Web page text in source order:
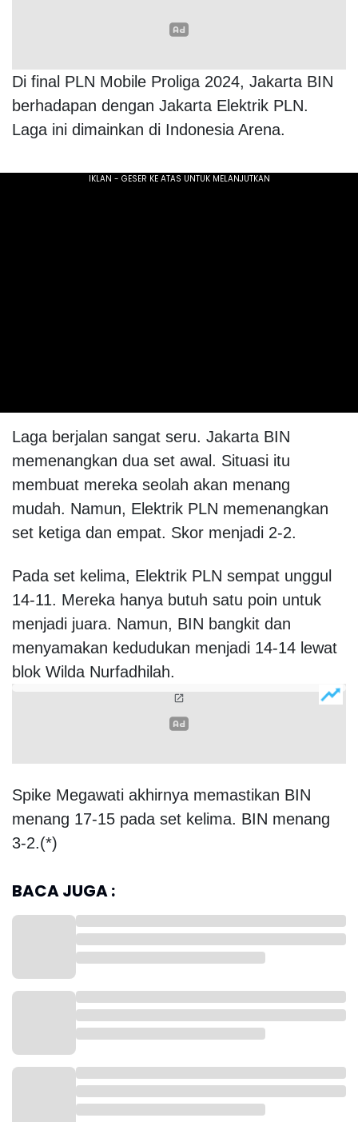
Di final PLN Mobile Proliga 2024, Jakarta BIN
berhadapan dengan Jakarta Elektrik PLN.
Laga ini dimainkan di Indonesia Arena.
Laga berjalan sangat seru. Jakarta BIN
memenangkan dua set awal. Situasi itu
membuat mereka seolah akan menang
mudah. Namun, Elektrik PLN memenangkan
set ketiga dan empat. Skor menjadi 2-2.
Pada set kelima, Elektrik PLN sempat unggul
14-11. Mereka hanya butuh satu poin untuk
menjadi juara. Namun, BIN bangkit dan
menyamakan kedudukan menjadi 14-14 lewat
blok Wilda Nurfadhilah.
Spike Megawati akhirnya memastikan BIN
menang 17-15 pada set kelima. BIN menang
3-2.(*)
BACA JUGA :